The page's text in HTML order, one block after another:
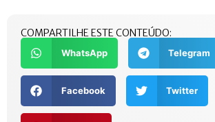
COMPARTILHE ESTE CONTEÚDO:
WhatsApp Telegram
Facebook Twitter